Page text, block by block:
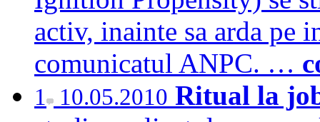
activ, inainte sa arda pe
comunicatul ANPC. …
1 10.05.2010 Ritual la